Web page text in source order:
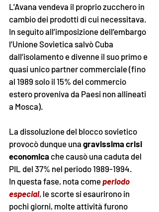
L’Avana vendeva il proprio zucchero in
cambio dei prodotti di cui necessitava.
In seguito all’imposizione dell’embargo
l’Unione Sovietica salvò Cuba
dall’isolamento e divenne il suo primo e
quasi unico partner commerciale (fino
al 1989 solo il 15% del commercio
estero proveniva da Paesi non allineati
a Mosca).
La dissoluzione del blocco sovietico
provocò dunque una gravissima crisi
economica che causò una caduta del
PIL del 37% nel periodo 1989-1994.
In questa fase, nota come periodo
especial, le scorte si esaurirono in
pochi giorni, molte attività furono